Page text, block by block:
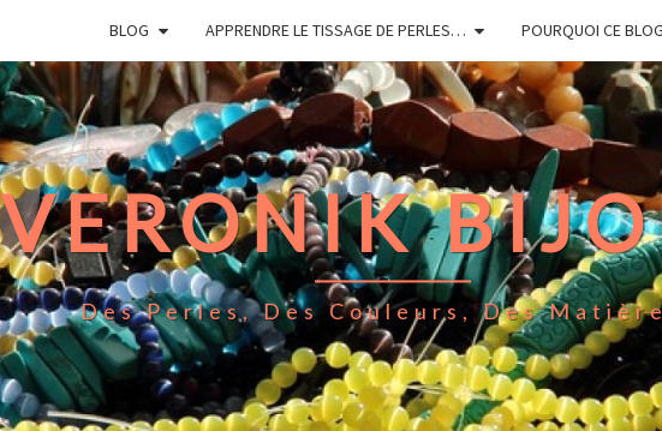
BLOG APPRENDRE LE TISSAGE DE PERLES… POURQUOI CE
VERONIK
Des Perles, Des Couleurs, Des